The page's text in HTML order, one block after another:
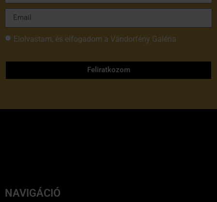
Elolvastam, és elfogadom a Vándorfény Galéria
Feliratkozom
NAVIGÁCIÓ